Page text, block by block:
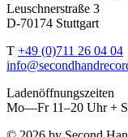
Leuschnerstraße 3
D-70174 Stuttgart
T +49 (0)711 26 04 04
Ladenöffnungszeiten
Mo—Fr 11–20 Uhr +